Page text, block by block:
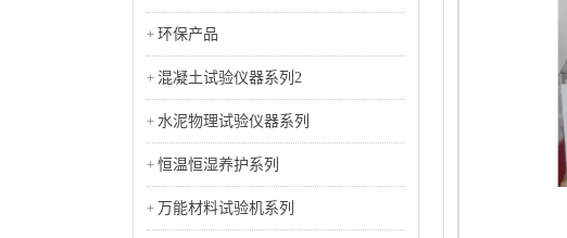
环保产品
混凝土试验仪器系列2
水泥物理试验仪器系列
恒温恒湿养护系列
万能材料试验机系列